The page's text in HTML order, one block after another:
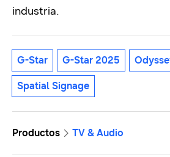
industria.
G-Star G-Star 2025
Spatial Signage
Productos TV & Audio